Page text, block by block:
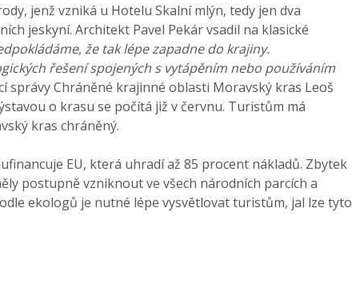
jenž vzniká u Hotelu Skalní mlýn, tedy jen dva
jeskyní. Architekt Pavel Pekár vsadil na klasické
že tak lépe zapadne do krajiny.
řešení spojených s vytápěním nebo používáním
správy Chráněné krajinné oblasti Moravský kras Leoš
o krasu se počítá již v červnu. Turistům má
kras chráněný.
EU, která uhradí až 85 procent nákladů. Zbytek
postupně vzniknout ve všech národních parcích a
ekologů je nutné lépe vysvětlovat turistům, jal lze tyto